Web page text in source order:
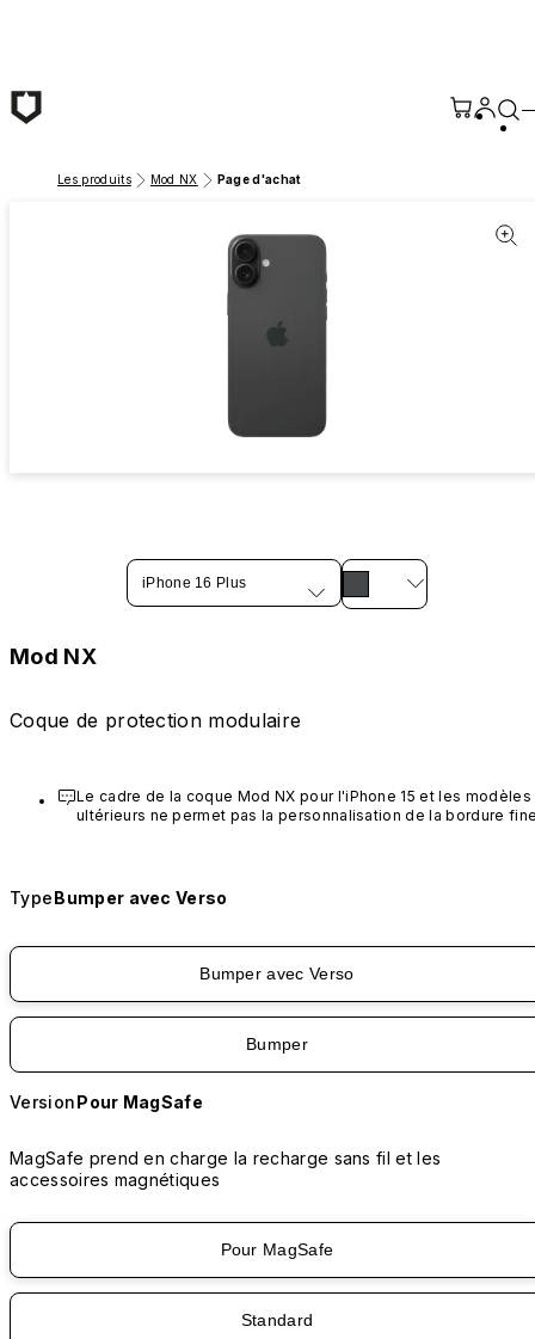
Les produits Mod NX Page d'achat
iPhone 16 Plus
Mod NX
Coque de protection modulaire
Le cadre de la coque Mod NX pour l'iPhone 15 et les modèles
ultérieurs ne permet pas la personnalisation de la bordure
TypeBumper avec Verso
Bumper avec Verso
Bumper
VersionPour MagSafe
MagSafe prend en charge la recharge sans fil et les
accessoires magnétiques
Pour MagSafe
Standard